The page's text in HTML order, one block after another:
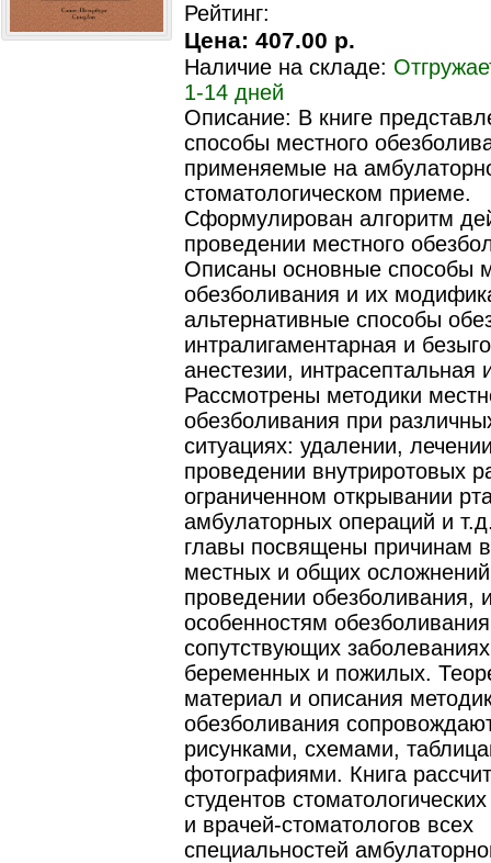
Рейтинг:
Цена: 407.00 р.
Наличие на складе:
1-14 дней
Описание: В книге
способы местного
применяемые на
стоматологическом приеме.
Сформулирован алгоритм
проведении местного
Описаны основные способы
обезболивания и их
альтернативные способы
интралигаментарная и
анестезии, интрасептальная
Рассмотрены методики
обезболивания при
ситуациях: удалении,
проведении внутриротовых
ограниченном открывании
амбулаторных операций и
главы посвящены причинам
местных и общих
проведении обезболивания,
особенностям
сопутствующих
беременных и пожилых.
материал и описания
обезболивания
рисунками, схемами,
фотографиями. Книга
студентов
и врачей-стоматологов всех
специальностей